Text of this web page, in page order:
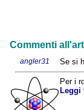
Commenti
angler31 Se si
Per i
Leggi